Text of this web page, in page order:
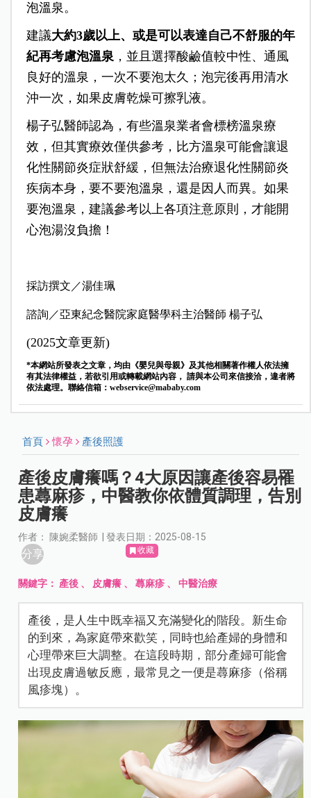
泡溫泉。
建議大約3歲以上、或是可以表達自己不舒服的年
紀再考慮泡溫泉，並且選擇酸鹼值較中性、通風
良好的溫泉，一次不要泡太久；泡完後再用清水
沖一次，如果皮膚乾燥可擦乳液。
楊子弘醫師認為，有些溫泉業者會標榜溫泉療
效，但其實療效僅供參考，比方溫泉可能會讓退
化性關節炎症狀舒緩，但無法治療退化性關節炎
疾病本身，要不要泡溫泉，還是因人而異。如果
要泡溫泉，建議參考以上各項注意原則，才能開
心泡湯沒負擔！
採訪撰文／湯佳珮
諮詢／亞東紀念醫院家庭醫學科主治醫師 楊子弘
(2025文章更新)
*本網站所發表之文章，均由《嬰兒與母親》及其他相關著作權人依法擁
有其法律權益，若欲引用或轉載網站內容， 請與本公司來信接洽，違者將
依法處理。聯絡信箱： webservice@mababy.com
首頁 懷孕 產後照護
產後皮膚癢嗎？4大原因讓產後容易罹
患蕁麻疹，中醫教你依體質調理，告別
皮膚癢
作者： 陳婉柔醫師 | 發表日期：2025-08-15
分享 收藏
關鍵字： 產後 、 皮膚癢 、蕁麻疹 、中醫治療
產後，是人生中既幸福又充滿變化的階段。新生命
的到來，為家庭帶來歡笑，同時也給產婦的身體和
心理帶來巨大調整。在這段時期，部分產婦可能會
出現皮膚過敏反應，最常見之一便是蕁麻疹（俗稱
風疹塊）。